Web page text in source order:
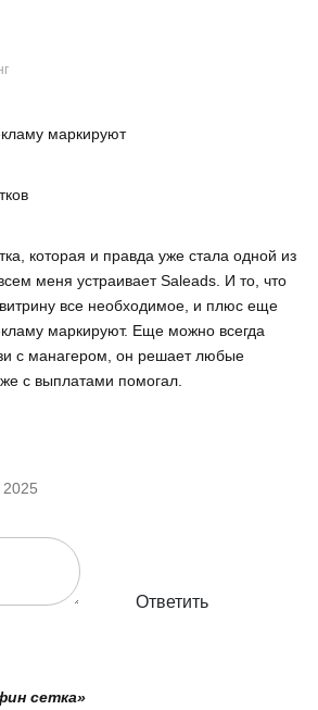
маркируют
которая и правда уже стала одной из
меня устраивает Saleads. И то, что
все необходимое, и плюс еще
маркируют. Еще можно всегда
с манагером, он решает любые
с выплатами помогал.
Ответить
сетка»